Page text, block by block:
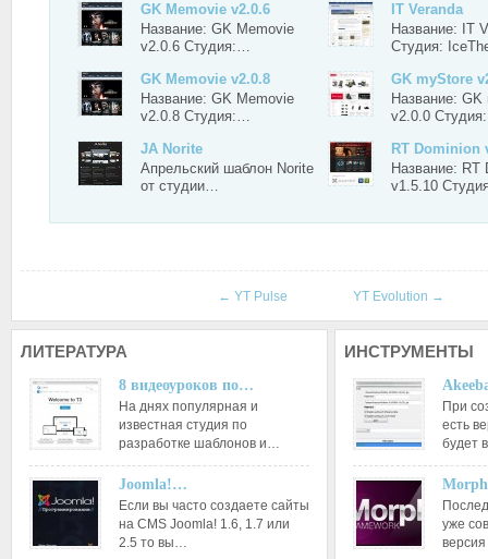
GK Memovie v2.0.6
Название: GK Memovie
v2.0.6 Студия:…
IT Veranda
Название: IT
Студия:
GK Memovie v2.0.8
Название: GK Memovie
v2.0.8 Студия:…
GK myStore
Название: GK
v2.0.0
JA Norite
Апрельский шаблон Norite
от студии…
RT Dominion
Название: RT
v1.5.10
← YT Pulse YT Evolution →
ЛИТЕРАТУРА
8 видеоуроков по…
На днях популярная и
известная студия по
разработке шаблонов и…
Joomla!…
Если вы часто создаете сайты
на CMS Joomla! 1.6, 1.7 или
2.5 то вы…
ИНСТРУМЕНТЫ
При
есть
будет
уже